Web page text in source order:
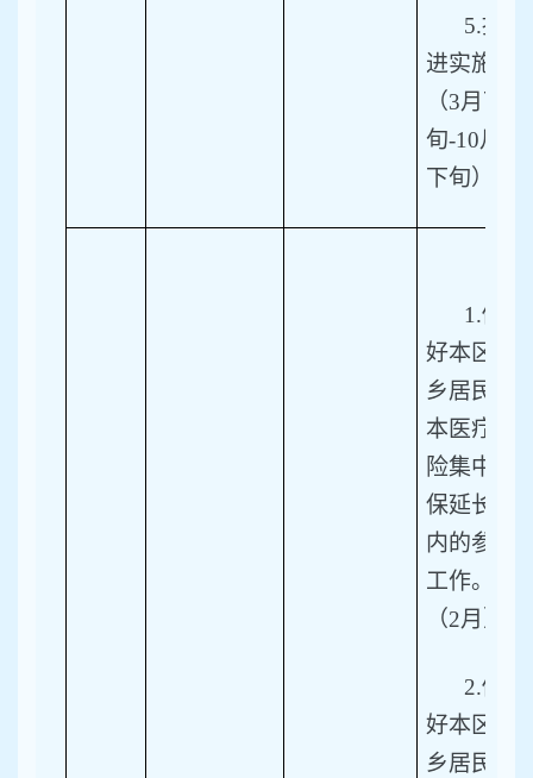
5.推
进实施。
（3月下
旬-10月
下旬）
1.做
好本区城
乡居民基
本医疗保
险集中参
保延长期
内的参保
工作。
（2月）
2.做
好本区城
乡居民基